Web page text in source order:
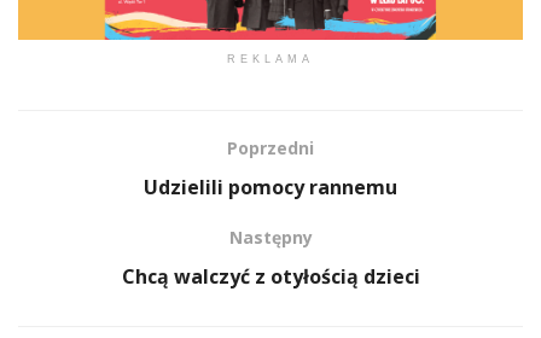
REKLAMA
Poprzedni
Udzielili pomocy rannemu
Następny
Chcą walczyć z otyłością dzieci